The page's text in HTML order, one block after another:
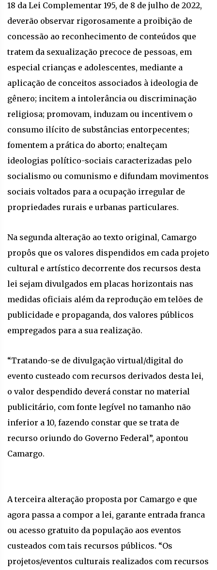
18 da Lei Complementar 195, de 8 de julho de 2022,
deverão observar rigorosamente a proibição de
concessão ao reconhecimento de conteúdos que
tratem da sexualização precoce de pessoas, em
especial crianças e adolescentes, mediante a
aplicação de conceitos associados à ideologia de
gênero; incitem a intolerância ou discriminação
religiosa; promovam, induzam ou incentivem o
consumo ilícito de substâncias entorpecentes;
fomentem a prática do aborto; enalteçam
ideologias político-sociais caracterizadas pelo
socialismo ou comunismo e difundam movimentos
sociais voltados para a ocupação irregular de
propriedades rurais e urbanas particulares.
Na segunda alteração ao texto original, Camargo
propôs que os valores dispendidos em cada projeto
cultural e artístico decorrente dos recursos desta
lei sejam divulgados em placas horizontais nas
medidas oficiais além da reprodução em telões de
publicidade e propaganda, dos valores públicos
empregados para a sua realização.
“Tratando-se de divulgação virtual/digital do
evento custeado com recursos derivados desta lei,
o valor despendido deverá constar no material
publicitário, com fonte legível no tamanho não
inferior a 10, fazendo constar que se trata de
recurso oriundo do Governo Federal”, apontou
Camargo.
A terceira alteração proposta por Camargo e que
agora passa a compor a lei, garante entrada franca
ou acesso gratuito da população aos eventos
custeados com tais recursos públicos. “Os
projetos/eventos culturais realizados com recursos